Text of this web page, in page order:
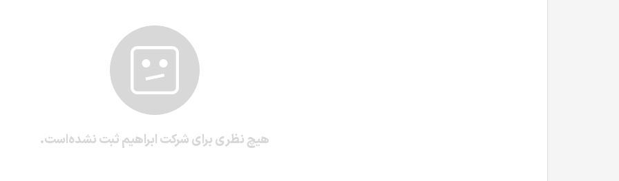
هیچ نظری برای شرکت ابراهیم ثبت نشده‌است.